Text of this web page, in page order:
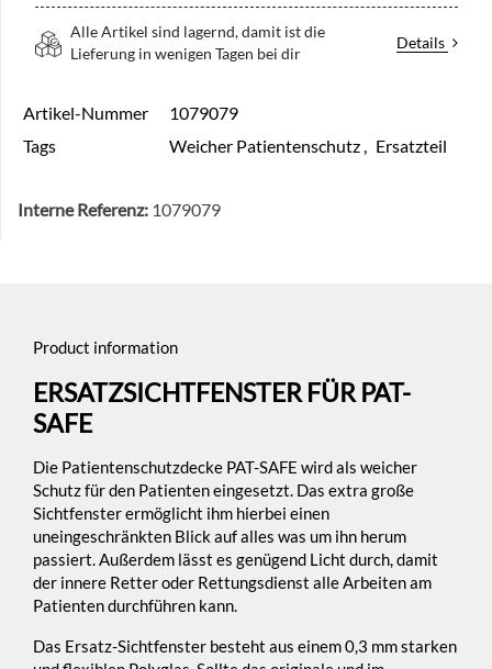
Alle Artikel sind lagernd, damit ist die
Lieferung in wenigen Tagen bei dir
Details
Artikel-Nummer
1079079
Tags
Weicher Patientenschutz, Ersatzteil
Interne Referenz: 1079079
Product information
ERSATZSICHTFENSTER FÜR PAT-
SAFE
Die Patientenschutzdecke PAT-SAFE wird als weicher
Schutz für den Patienten eingesetzt. Das extra große
Sichtfenster ermöglicht ihm hierbei einen
uneingeschränkten Blick auf alles was um ihn herum
passiert. Außerdem lässt es genügend Licht durch, damit
der innere Retter oder Rettungsdienst alle Arbeiten am
Patienten durchführen kann.
Das Ersatz-Sichtfenster besteht aus einem 0,3 mm starken